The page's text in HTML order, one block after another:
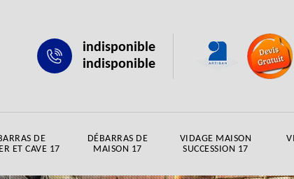
indisponible
indisponible
DE
ET CAVE 17
DÉBARRAS DE
MAISON 17
VIDAGE MAISON
SUCCESSION 17